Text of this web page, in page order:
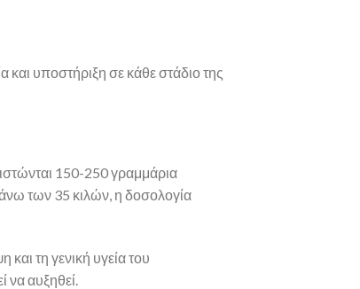
υποστήριξη σε κάθε στάδιο της
150-250 γραμμάρια
των 35 κιλών, η δοσολογία
τη γενική υγεία του
να αυξηθεί.